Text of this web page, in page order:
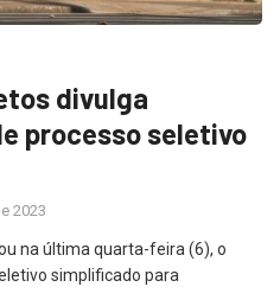
divulga
processo seletivo
2023
na última quarta-feira (6), o
simplificado para